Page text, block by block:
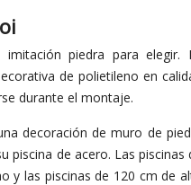
piedra para elegir.
de polietileno en
durante el montaje.
decoración de muro de
piscina de acero. Las piscinas
y las piscinas de 120 cm de